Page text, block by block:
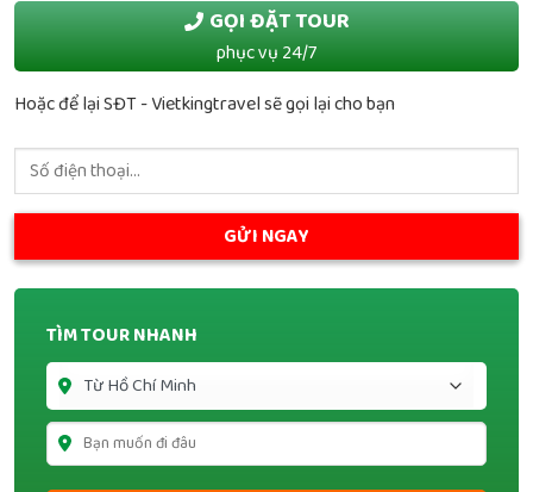
GỌI ĐẶT TOUR
phục vụ 24/7
Hoặc để lại SĐT - Vietkingtravel sẽ gọi lại cho bạn
TÌM TOUR NHANH